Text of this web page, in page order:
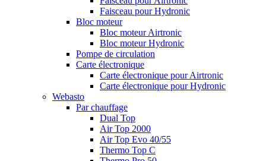
Faisceau pour Hydronic
Bloc moteur
Bloc moteur Airtronic
Bloc moteur Hydronic
Pompe de circulation
Carte électronique
Carte électronique pour Airtronic
Carte électronique pour Hydronic
Webasto
Par chauffage
Dual Top
Air Top 2000
Air Top Evo 40/55
Thermo Top C